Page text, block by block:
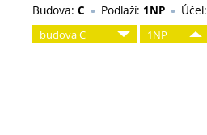
Budova: C Podlaží: 1NP Účel: